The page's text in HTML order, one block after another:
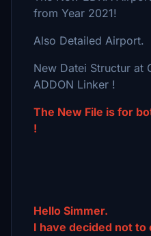
from Year 2021!
Also Detailed Airport.
New Datei Structur at
ADDON Linker !
The New File is for
!
Hello Simmer.
I have decided not to